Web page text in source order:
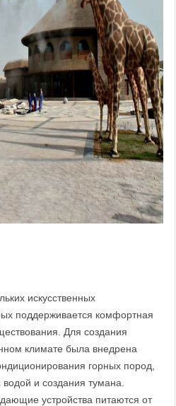
искусственных
поддерживается комфортная
Для создания
климате была внедрена
горных пород,
и создания тумана.
устройства питаются от